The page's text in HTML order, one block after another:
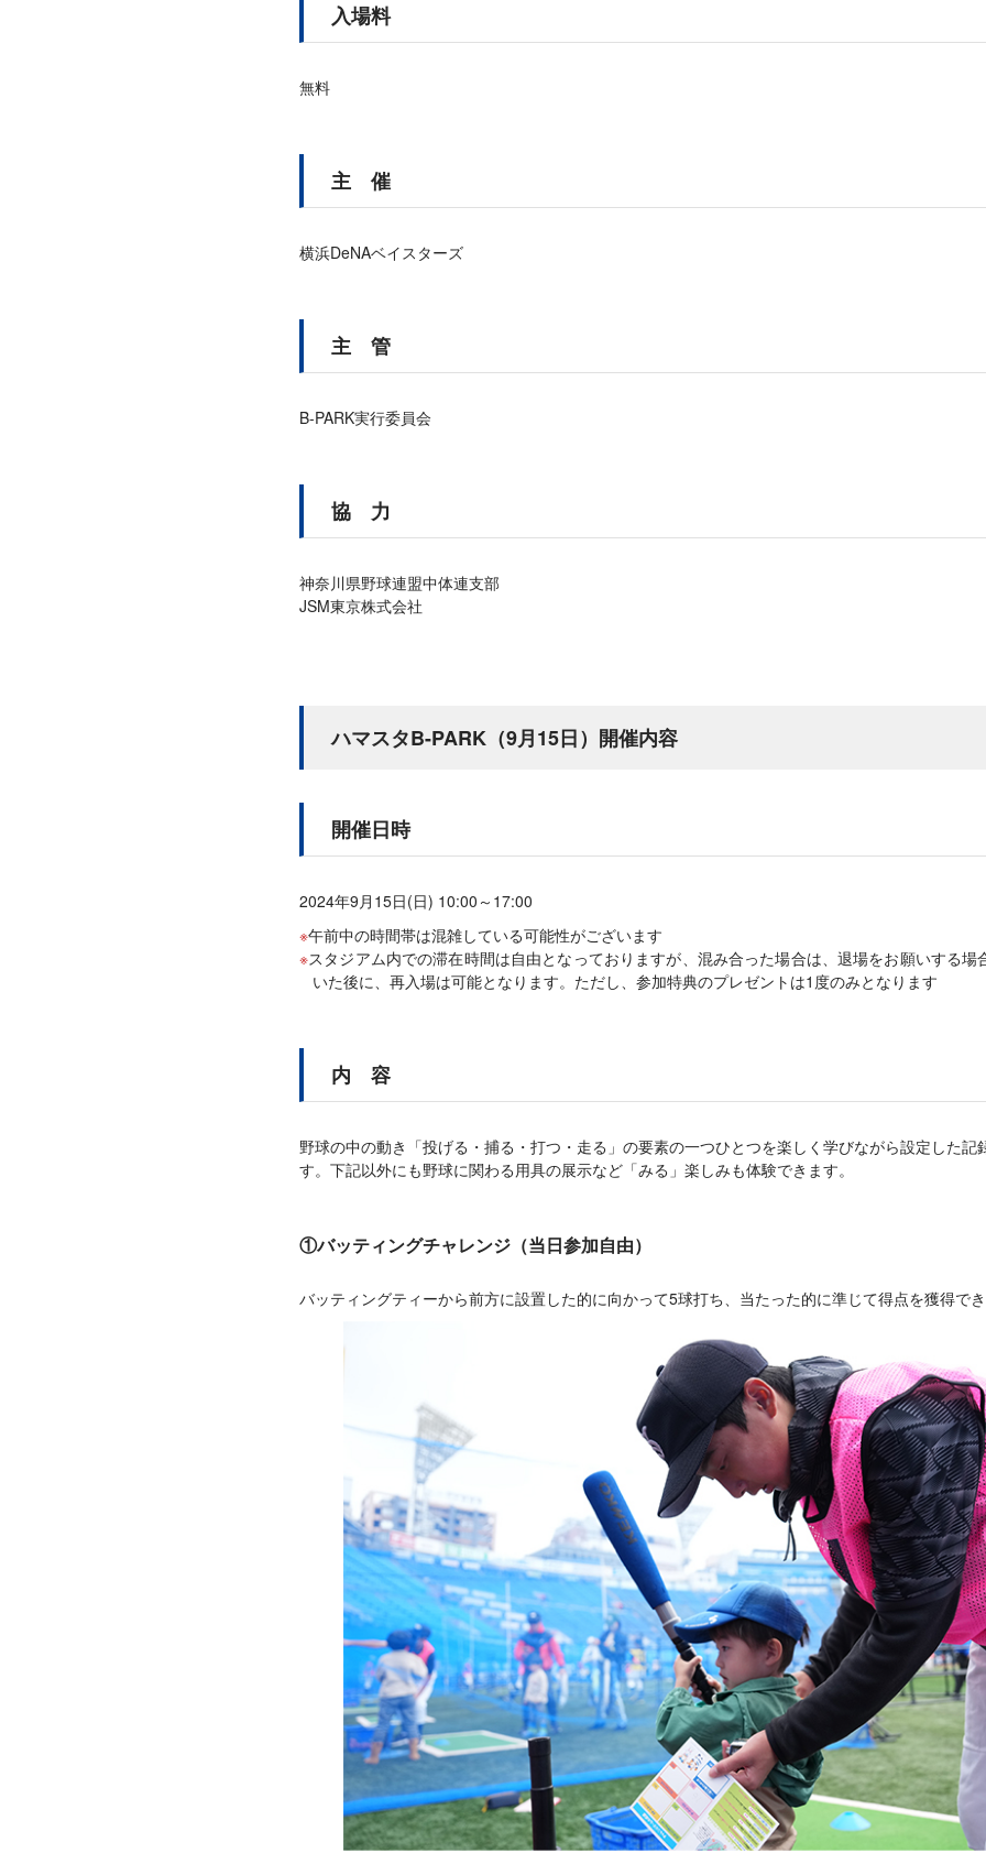
入場料
無料
主 催
横浜DeNAベイスターズ
主 管
B-PARK実行委員会
協 力
神奈川県野球連盟中体連支部
JSM東京株式会社
ハマスタB-PARK（9月15日）開催内容
開催日時
2024年9月15日(日) 10:00～17:00
午前中の時間帯は混雑している可能性がございます
スタジアム内での滞在時間は自由となっておりますが、混み合った場合は、退場をお願いする場
いた後に、再入場は可能となります。ただし、参加特典のプレゼントは1度のみとなります
内 容
野球の中の動き「投げる・捕る・打つ・走る」の要素の一つひとつを楽しく学びながら設定した記
す。下記以外にも野球に関わる用具の展示など「みる」楽しみも体験できます。
①バッティングチャレンジ（当日参加自由）
バッティングティーから前方に設置した的に向かって5球打ち、当たった的に準じて得点を獲得でき